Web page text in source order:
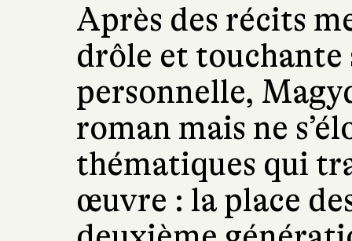
Après des récits
drôle et touchante
personnelle,
roman mais ne
thématiques qui
œuvre : la place